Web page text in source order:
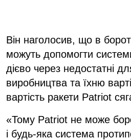
Він наголосив, що в
можуть допомогти
дієво через недостатні
виробництва та їхню
вартість ракети Patriot
«Тому Patriot не може
і будь-яка система